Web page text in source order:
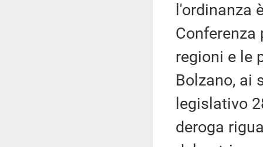
l'ordinanza
Conferenza
regioni e le
Bolzano, ai
legislativo
deroga